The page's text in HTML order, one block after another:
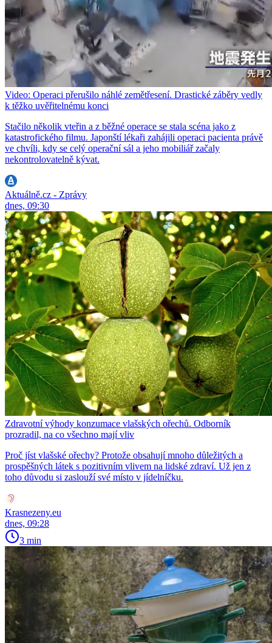
Video: Operaci přerušilo náhlé zemětřesení. Drastické záběry vedly
k těžko uvěřitelnému konci
Stačilo několik vteřin a z běžné operace se stala scéna jako z
katastrofického filmu. Japonští lékaři zahájili operaci pacienta právě
ve chvíli, kdy se celý operační sál a jeho mobiliář začaly
nekontrolovatelně kývat.
Aktuálně.cz - Zprávy
dnes, 09:30
Zdravotní výhody konzumace vlašských ořechů. Odborník
prozradil, na co všechno mají vliv
Proč jíst vlašské ořechy? Protože obsahují mnoho důležitých a
prospěšných látek s pozitivním vlivem na lidské zdraví. Už jen z
toho důvodu si zaslouží své místo v jídelníčku.
Krasnezeny.eu
dnes, 09:28
3 min